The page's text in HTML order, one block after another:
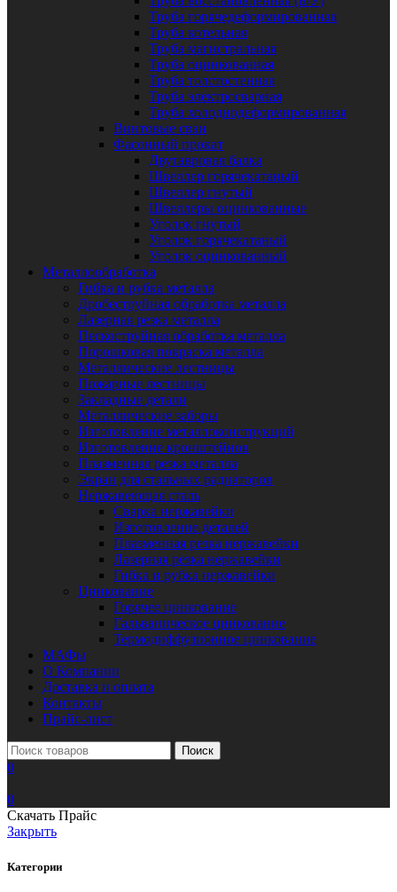
Труба горячедеформированная
Труба котельная
Труба магистральная
Труба оцинкованная
Труба толстостенная
Труба электросварная
Труба холоднодеформированная
Винтовые сваи
Фасонный прокат
Двутавровая балка
Швеллер горячекатаный
Швеллер гнутый
Швеллеры оцинкованные
Уголок гнутый
Уголок горячекатаный
Уголок оцинкованный
Металлообработка
Гибка и рубка металла
Дробеструйная обработка металла
Лазерная резка металла
Пескоструйная обработка металла
Порошковая покраска металла
Металлические лестницы
Пожарные лестницы
Закладные детали
Металлические заборы
Изготовление металлоконструкций
Изготовление кронштейнов
Плазменная резка металла
Экран для стальных радиаторов
Нержавеющая сталь
Сварка нержавейки
Изготовление деталей
Плазменная резка нержавейки
Лазерная резка нержавейки
Гибка и рубка нержавейки
Цинкование
Горячее цинкование
Гальваническое цинкование
Термодиффузионное цинкование
МАФы
О Компании
Доставка и оплата
Контакты
Прайс-лист
Поиск
0
0
Скачать Прайс
Закрыть
Категории